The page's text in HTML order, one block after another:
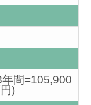
間=105,900
)